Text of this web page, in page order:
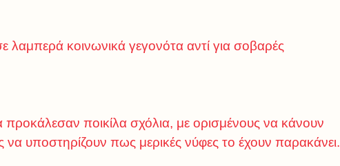
λαμπερά κοινωνικά γεγονότα αντί για σοβαρές
ποικίλα σχόλια, με ορισμένους να κάνουν
να υποστηρίζουν πως μερικές νύφες το έχουν παρακάνει.